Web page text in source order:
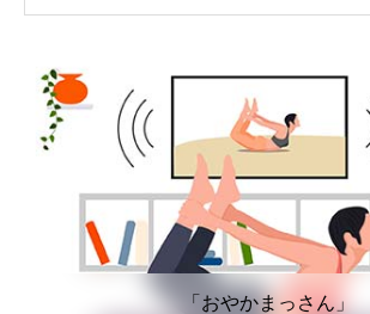
「おやかまっさん」